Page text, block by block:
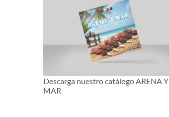
Descarga nuestro catálogo ARENA Y
MAR